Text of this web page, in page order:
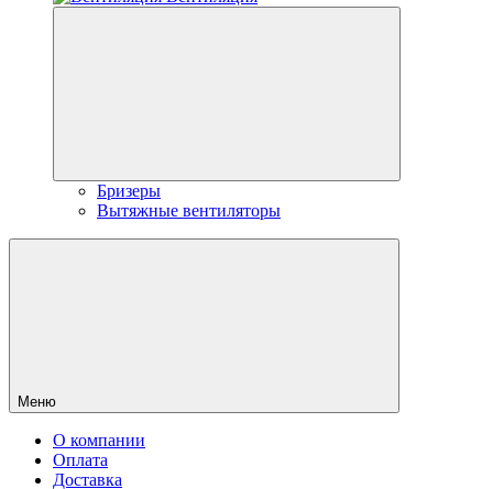
Бризеры
Вытяжные вентиляторы
Меню
О компании
Оплата
Доставка